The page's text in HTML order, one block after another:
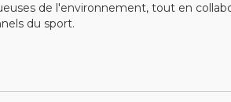
de l'environnement, tout en
du sport.